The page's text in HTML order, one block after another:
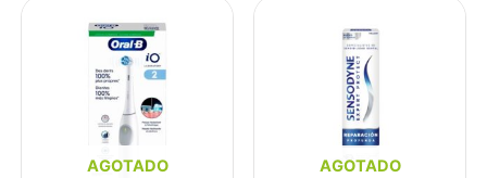
AGOTADO AGOTADO